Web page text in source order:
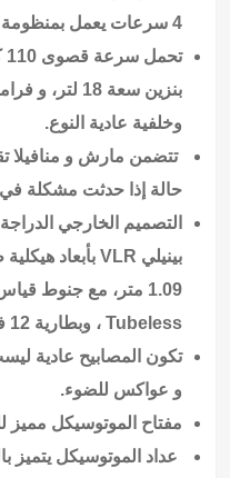
4 سرعات يعمل بمنظومة الدفع الخلفي للعجلات.
بنزين سعة 18
وخلفية عادية النوع.
تتضمن مارش و منافيلا
حالة إذا حدثت مشكلة في
التصميم الخارجي
Tubeless ، وبطارية 12 فولت، ووزن
و عواكس للضوء.
مفتاح الموتوسيكل مميز
عداد الموتوسيكل يتميز